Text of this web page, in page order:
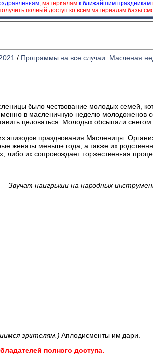
, материалам к ближайшим праздникам
полный доступ ко всем материалам базы
/ Программы на все случаи. Масленая
было чествование молодых семей,
в масленичную неделю молодоженов
целоваться. Молодых обсыпали
эпизодов празднования Масленицы.
женаты меньше года, а также их
их сопровождает торжественная
Звучат наигрыши на народных
зрителям.) Аплодисменты им дари.
полного доступа.